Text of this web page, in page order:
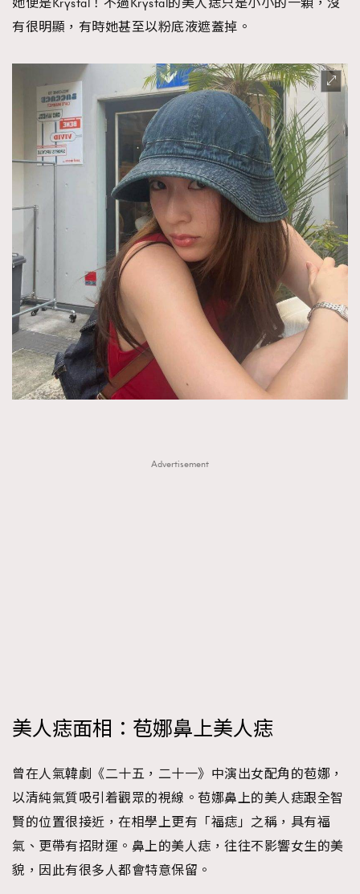
有很明顯，有時她甚至以粉底液遮蓋掉。
Advertisement
美人痣面相：苞娜鼻上美人痣
曾在人氣韓劇《二十五，二十一》中演出女配角的苞娜，
以清純氣質吸引着觀眾的視線。苞娜鼻上的美人痣跟全智
賢的位置很接近，在相學上更有「福痣」之稱，具有福
氣、更帶有招財運。鼻上的美人痣，往往不影響女生的美
貌，因此有很多人都會特意保留。